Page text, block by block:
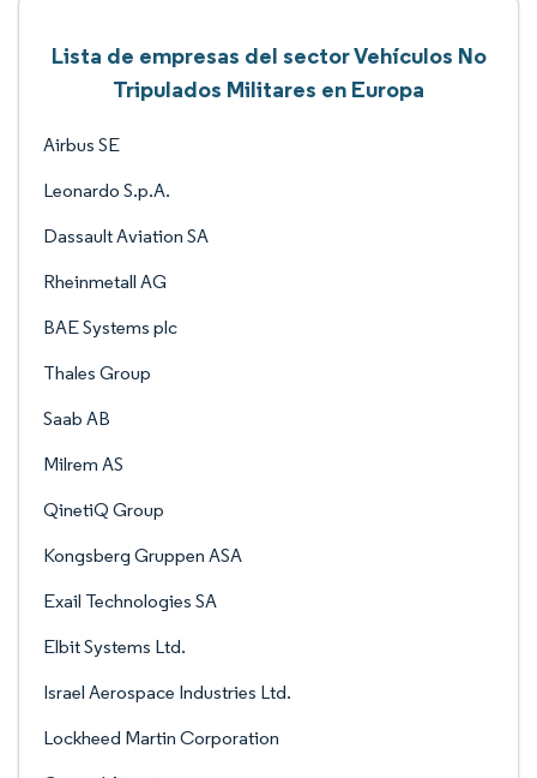
Lista de empresas del sector Vehículos No
Tripulados Militares en Europa
Airbus SE
Leonardo S.p.A.
Dassault Aviation SA
Rheinmetall AG
BAE Systems plc
Thales Group
Saab AB
Milrem AS
QinetiQ Group
Kongsberg Gruppen ASA
Exail Technologies SA
Elbit Systems Ltd.
Israel Aerospace Industries Ltd.
Lockheed Martin Corporation